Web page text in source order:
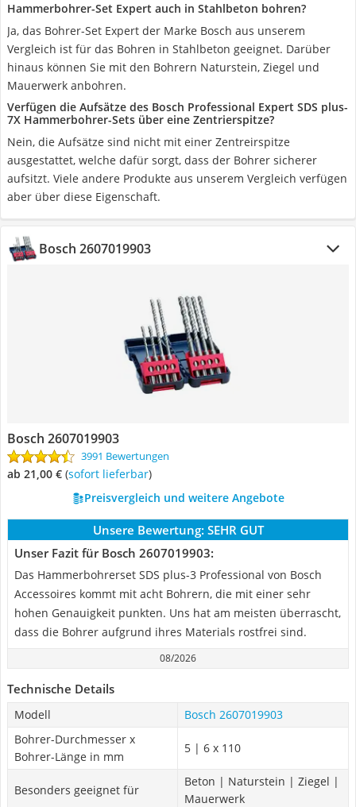
Hammerbohrer-Set Expert auch in Stahlbeton bohren?
Ja, das Bohrer-Set Expert der Marke Bosch aus unserem
Vergleich ist für das Bohren in Stahlbeton geeignet. Darüber
hinaus können Sie mit den Bohrern Naturstein, Ziegel und
Mauerwerk anbohren.
Verfügen die Aufsätze des Bosch Professional Expert SDS plus-
7X Hammerbohrer-Sets über eine Zentrierspitze?
Nein, die Aufsätze sind nicht mit einer Zentreirspitze
ausgestattet, welche dafür sorgt, dass der Bohrer sicherer
aufsitzt. Viele andere Produkte aus unserem Vergleich verfügen
aber über diese Eigenschaft.
Bosch 2607019903
Bosch 2607019903
3991 Bewertungen
ab 21,00 € ( Sofort lieferbar)
Preisvergleich und weitere Angebote
Unsere Bewertung: SEHR GUT
Unser Fazit für Bosch 2607019903:
Das Hammerbohrerset SDS plus-3 Professional von Bosch
Accessoires kommt mit acht Bohrern, die mit einer sehr
hohen Genauigkeit punkten. Uns hat am meisten überrascht,
dass die Bohrer aufgrund ihres Materials rostfrei sind.
08/2026
Technische Details
Modell
Bosch 2607019903
Bohrer-Durchmesser x
Bohrer-Länge in mm
5 | 6 x 110
Besonders geeignet für
Beton | Naturstein | Ziegel |
Mauerwerk